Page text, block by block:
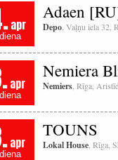
apr
Adaen
Depo , Vaļņu iela 32,
apr
Nemiera
Nemiers , Rīga,
apr
TOUNS
Lokal House , Rīga,